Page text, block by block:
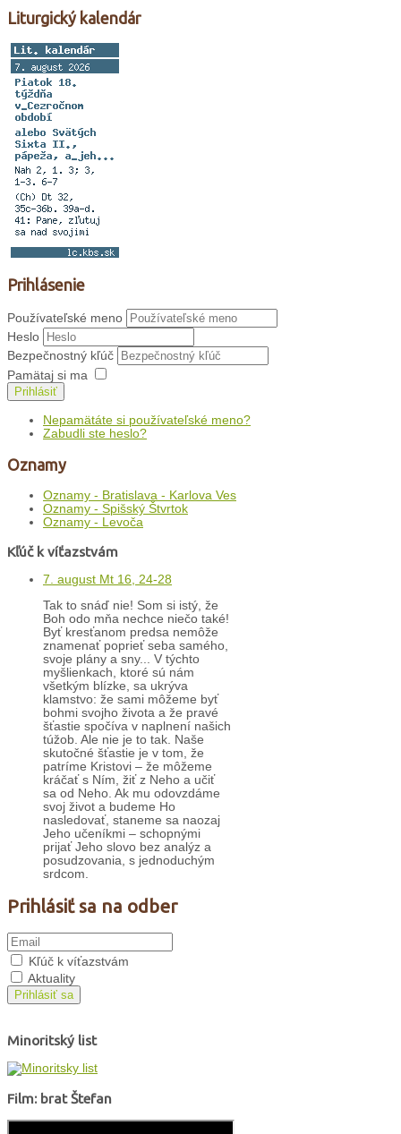
Liturgický kalendár
Prihlásenie
Používateľské meno
Heslo
Bezpečnostný kľúč
Pamätaj si ma
Prihlásiť
Nepamätáte si používateľské meno?
Zabudli ste heslo?
Oznamy
Oznamy - Bratislava - Karlova Ves
Oznamy - Spišský Štvrtok
Oznamy - Levoča
Kľúč k víťazstvám
7. august Mt 16, 24-28
Tak to snáď nie! Som si istý, že
Boh odo mňa nechce niečo také!
Byť kresťanom predsa nemôže
znamenať poprieť seba samého,
svoje plány a sny... V týchto
myšlienkach, ktoré sú nám
všetkým blízke, sa ukrýva
klamstvo: že sami môžeme byť
bohmi svojho života a že pravé
šťastie spočíva v naplnení našich
túžob. Ale nie je to tak. Naše
skutočné šťastie je v tom, že
patríme Kristovi – že môžeme
kráčať s Ním, žiť z Neho a učiť
sa od Neho. Ak mu odovzdáme
svoj život a budeme Ho
nasledovať, staneme sa naozaj
Jeho učeníkmi – schopnými
prijať Jeho slovo bez analýz a
posudzovania, s jednoduchým
srdcom.
Prihlásiť sa na odber
Kľúč k víťazstvám
Aktuality
Prihlásiť sa
Minoritský list
Film: brat Štefan